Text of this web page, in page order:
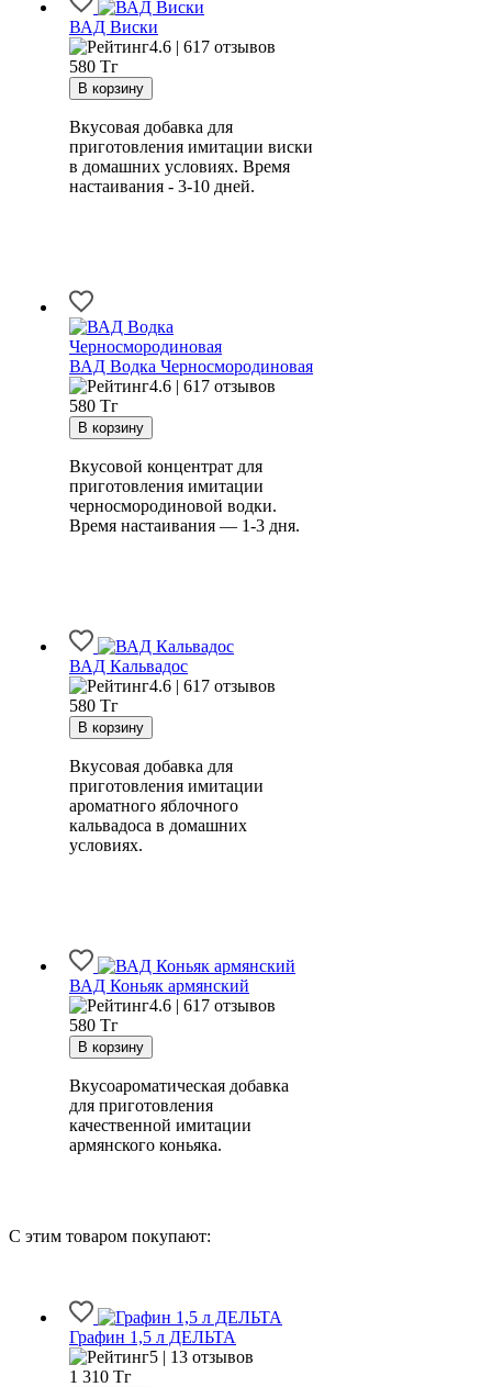
ВАД Виски
4.6 | 617 отзывов
580 Тг
Вкусовая добавка для
приготовления имитации виски
в домашних условиях. Время
настаивания - 3-10 дней.
ВАД Водка Черносмородиновая
4.6 | 617 отзывов
580 Тг
Вкусовой концентрат для
приготовления имитации
черносмородиновой водки.
Время настаивания — 1-3 дня.
ВАД Кальвадос
4.6 | 617 отзывов
580 Тг
Вкусовая добавка для
приготовления имитации
ароматного яблочного
кальвадоса в домашних
условиях.
ВАД Коньяк армянский
4.6 | 617 отзывов
580 Тг
Вкусоароматическая добавка
для приготовления
качественной имитации
армянского коньяка.
С этим товаром покупают:
Графин 1,5 л ДЕЛЬТА
5 | 13 отзывов
1 310 Тг